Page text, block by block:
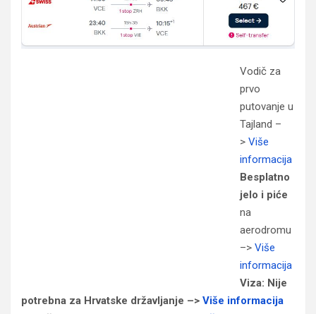
Vodič za
prvo
putovanje u
Tajland –
> Više
informacija
Besplatno
jelo i piće
na
aerodromu
–> Više
informacija
Viza: Nije
potrebna za Hrvatske državljanje –> Više informacija